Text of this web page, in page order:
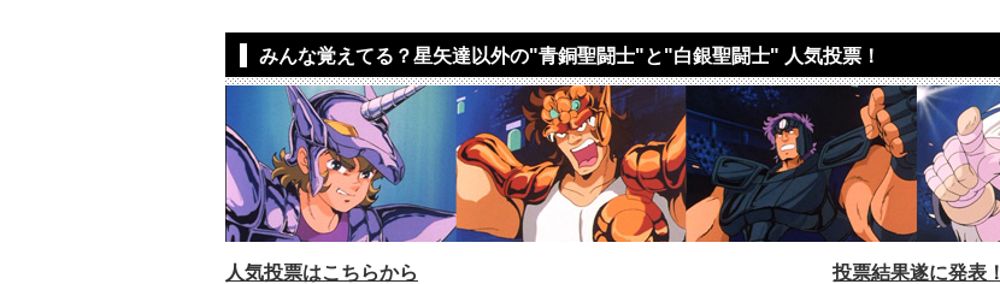
みんな覚えてる？星矢達以外の"青銅聖闘士"と"白銀聖闘士" 人気投票！
人気投票はこちらから 投票結果遂に発表！